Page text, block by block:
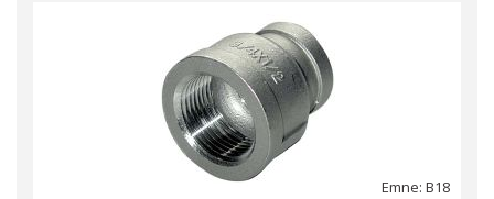
Emne: B18